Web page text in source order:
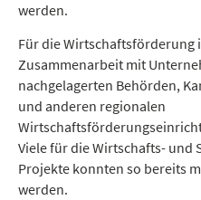
werden.
Für die Wirtschaftsförderung
Zusammenarbeit mit
nachgelagerten Behörden,
und anderen regionalen
Viele für die Wirtschafts- und
Projekte konnten so bereits
werden.